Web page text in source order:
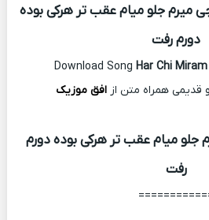
میرم جلو میام عقب تر هرکی بوده
دورم رفت
Download Song Har Chi
قدیمی همراه متن ازافق موزیک
میام عقب تر هرکی بوده دورم
رفت